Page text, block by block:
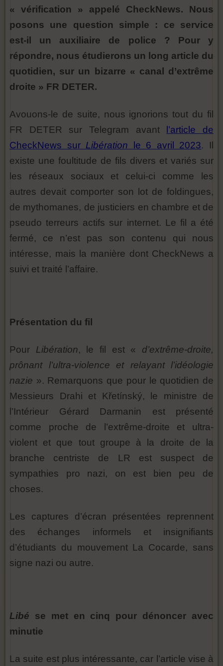
« vérification » appelé CheckNews. Nous
posons une question simple : ce service
est-il un auxiliaire de police ? Pour y
répondre, nous étudierons un long article du
quotidien, sur un bizarre « canal d’extrême
droite » FR DETER.
Avouons-le de suite, nous ignorions tout du fil
FR DETER sur Telegram avant
l’article de
CheckNews surLibération le 6 avril 2023. Il
existe une foultitude de fils divers et variés sur
les réseaux sociaux et celui-ci comme les
autres devait comporter son lot de foldingues,
de mythomanes, de justiciers en chambre et de
pseudo terreurs actifs sur internet. Le fil a été
fermé, ce n’est pas son contenu qui nous
intéresse, mais la manière dont CheckNews a
suivi et traité l’affaire.
Présentation du fil
Pour Libération, le fil est « d’extrême-droite,
prônant l’ultra-violence et relayant l’idéologie
nazie ». Remarquons que pour le quotidien de
Messieurs Drahi et Křetínský, le ministre de
l’Intérieur Gérard Darmanin est présenté
comme proche de l’extrême-droite et ultra-
violent et que tout groupe à la droite de la
branche centriste de LR est suspect de
sympathies pro nazi, on est bien peu de
choses.
Les captures d’écran présentées reprennent
des échanges informels et insignifiants
d’étudiants du mouvement La Cocarde, sans
signe nazi ou autre.
Libé se met en cinq pour dénoncer avec
minutie
La suite est plus intéressante, car l’article vise à